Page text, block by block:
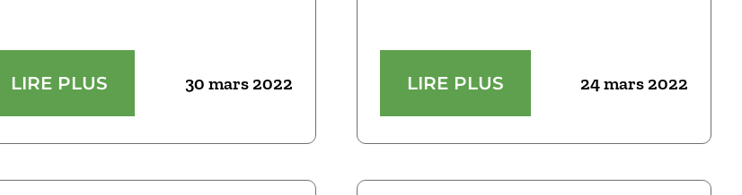
LIRE PLUS 30 mars 2022 LIRE PLUS 24 mars 2022